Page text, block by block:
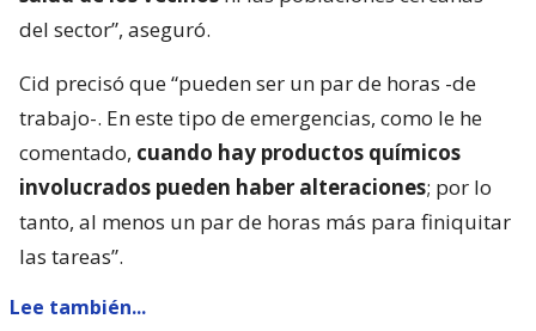
del sector”, aseguró.
Cid precisó que “pueden ser un par de horas -de
trabajo-. En este tipo de emergencias, como le he
comentado, cuando hay productos químicos
involucrados pueden haber alteraciones; por lo
tanto, al menos un par de horas más para finiquitar
las tareas”.
Lee también...